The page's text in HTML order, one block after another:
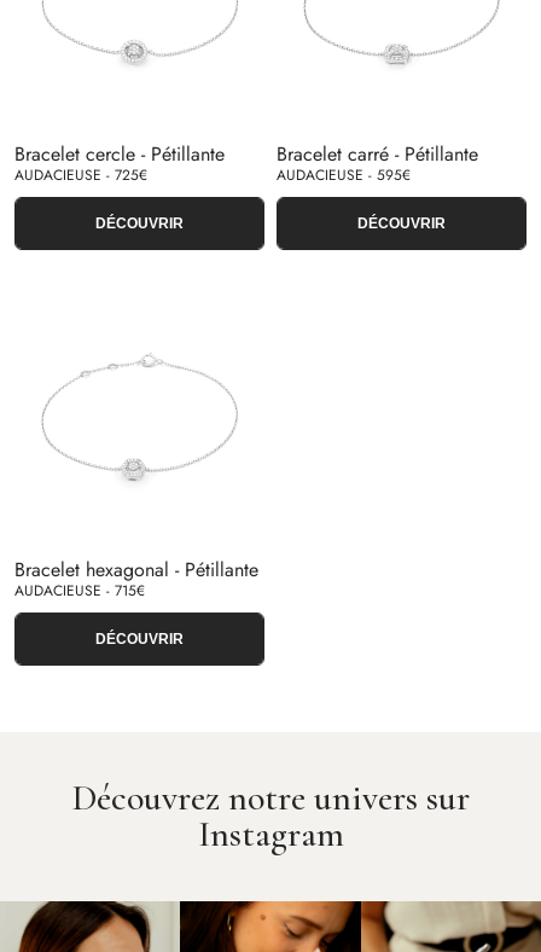
Bracelet cercle - Pétillante
AUDACIEUSE - 725€
DÉCOUVRIR
Bracelet carré - Pétillante
AUDACIEUSE - 595€
DÉCOUVRIR
Bracelet hexagonal - Pétillante
AUDACIEUSE - 715€
DÉCOUVRIR
Découvrez notre univers sur
Instagram